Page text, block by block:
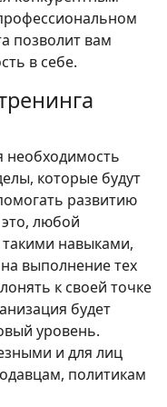
позволит вам
в себе.
необходимость
которые будут
развитию
любой
навыками,
выполнение тех
к своей точке
будет
уровень.
и для лиц
политикам